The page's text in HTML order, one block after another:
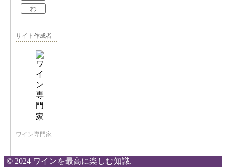
わ
サイト作成者
ワイン専門家
© 2024 ワインを最高に楽しむ知識.